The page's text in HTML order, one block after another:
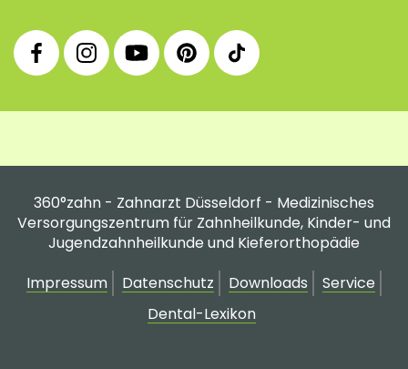
360°
Facebook
Fanpage
360°
Instagram
Praxis
360°
YouTube
Channel
360°
Pinterest
Profil
360°
tiktok
Profil
360°zahn - Zahnarzt Düsseldorf - Medizinisches
Versorgungszentrum für Zahnheilkunde, Kinder- und
Jugendzahnheilkunde und Kieferorthopädie
Impressum
Datenschutz Downloads
Service
Dental-Lexikon